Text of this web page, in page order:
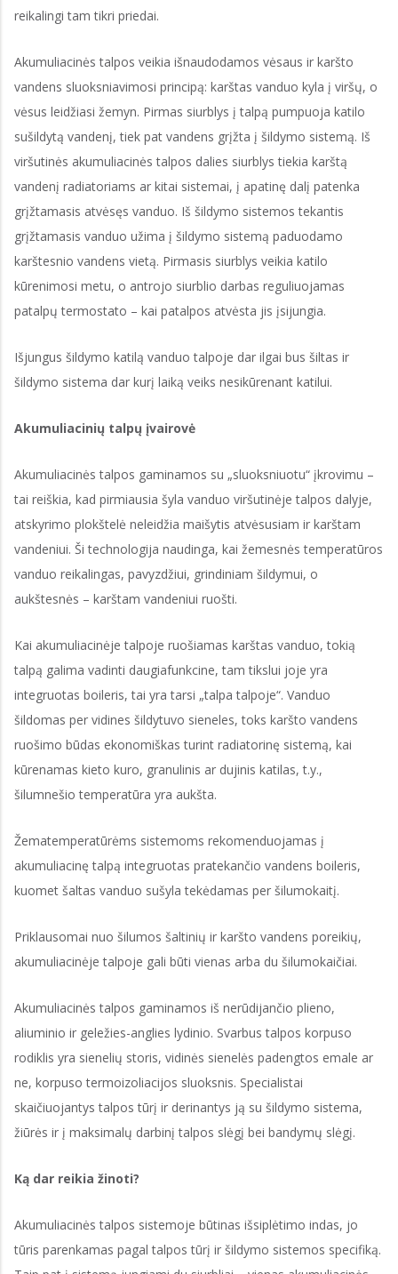
reikalingi tam tikri priedai.
Akumuliacinės talpos veikia išnaudodamos vėsaus ir karšto
vandens sluoksniavimosi principą: karštas vanduo kyla į viršų, o
vėsus leidžiasi žemyn. Pirmas siurblys į talpą pumpuoja katilo
sušildytą vandenį, tiek pat vandens grįžta į šildymo sistemą. Iš
viršutinės akumuliacinės talpos dalies siurblys tiekia karštą
vandenį radiatoriams ar kitai sistemai, į apatinę dalį patenka
grįžtamasis atvėsęs vanduo. Iš šildymo sistemos tekantis
grįžtamasis vanduo užima į šildymo sistemą paduodamo
karštesnio vandens vietą. Pirmasis siurblys veikia katilo
kūrenimosi metu, o antrojo siurblio darbas reguliuojamas
patalpų termostato – kai patalpos atvėsta jis įsijungia.
Išjungus šildymo katilą vanduo talpoje dar ilgai bus šiltas ir
šildymo sistema dar kurį laiką veiks nesikūrenant katilui.
Akumuliacinių talpų įvairovė
Akumuliacinės talpos gaminamos su „sluoksniuotu“ įkrovimu –
tai reiškia, kad pirmiausia šyla vanduo viršutinėje talpos dalyje,
atskyrimo plokštelė neleidžia maišytis atvėsusiam ir karštam
vandeniui. Ši technologija naudinga, kai žemesnės temperatūros
vanduo reikalingas, pavyzdžiui, grindiniam šildymui, o
aukštesnės – karštam vandeniui ruošti.
Kai akumuliacinėje talpoje ruošiamas karštas vanduo, tokią
talpą galima vadinti daugiafunkcine, tam tikslui joje yra
integruotas boileris, tai yra tarsi „talpa talpoje“. Vanduo
šildomas per vidines šildytuvo sieneles, toks karšto vandens
ruošimo būdas ekonomiškas turint radiatorinę sistemą, kai
kūrenamas kieto kuro, granulinis ar dujinis katilas, t.y.,
šilumnešio temperatūra yra aukšta.
Žematemperatūrėms sistemoms rekomenduojamas į
akumuliacinę talpą integruotas pratekančio vandens boileris,
kuomet šaltas vanduo sušyla tekėdamas per šilumokaitį.
Priklausomai nuo šilumos šaltinių ir karšto vandens poreikių,
akumuliacinėje talpoje gali būti vienas arba du šilumokaičiai.
Akumuliacinės talpos gaminamos iš nerūdijančio plieno,
aliuminio ir geležies-anglies lydinio. Svarbus talpos korpuso
rodiklis yra sienelių storis, vidinės sienelės padengtos emale ar
ne, korpuso termoizoliacijos sluoksnis. Specialistai
skaičiuojantys talpos tūrį ir derinantys ją su šildymo sistema,
žiūrės ir į maksimalų darbinį talpos slėgį bei bandymų slėgį.
Ką dar reikia žinoti?
Akumuliacinės talpos sistemoje būtinas išsiplėtimo indas, jo
tūris parenkamas pagal talpos tūrį ir šildymo sistemos specifiką.